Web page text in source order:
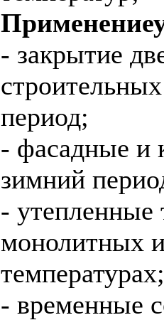
- закрытие
период;
- фасадные и
зимний
-
монолитных
температурах;
- временные